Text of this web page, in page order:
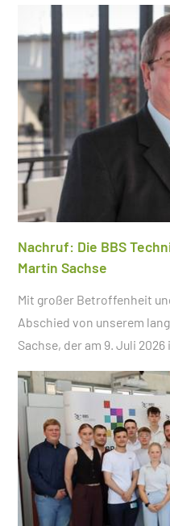
Nachruf: Die BBS
Martin Sachse
Mit großer Betroffenheit
Abschied von unserem
Sachse, der am 9. Juli 2026